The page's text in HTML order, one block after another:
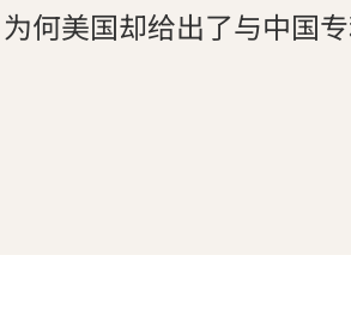
何美国却给出了与中